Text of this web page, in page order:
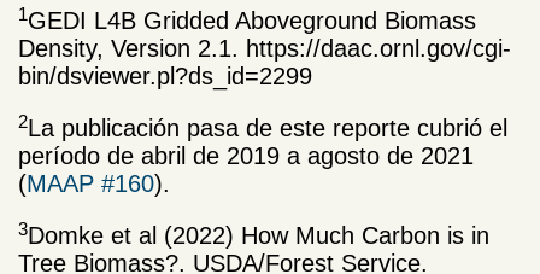
1GEDI L4B Gridded Aboveground Biomass
Density, Version 2.1. https://daac.ornl.gov/cgi-
bin/dsviewer.pl?ds_id=2299
2La publicación pasa de este reporte cubrió el
período de abril de 2019 a agosto de 2021
(MAAP #160).
3Domke et al (2022) How Much Carbon is in
Tree Biomass?. USDA/Forest Service.